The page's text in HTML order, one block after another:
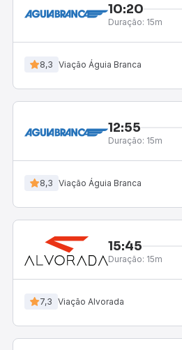
10:20
Duração: 15m
8,3 Viação Águia Branca
12:55
Duração: 15m
8,3 Viação Águia Branca
15:45
Duração: 15m
7,3 Viação Alvorada